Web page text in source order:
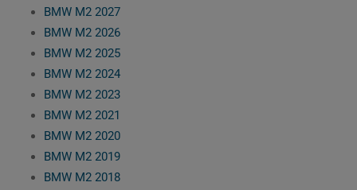
BMW M2 2027
BMW M2 2026
BMW M2 2025
BMW M2 2024
BMW M2 2023
BMW M2 2021
BMW M2 2020
BMW M2 2019
BMW M2 2018